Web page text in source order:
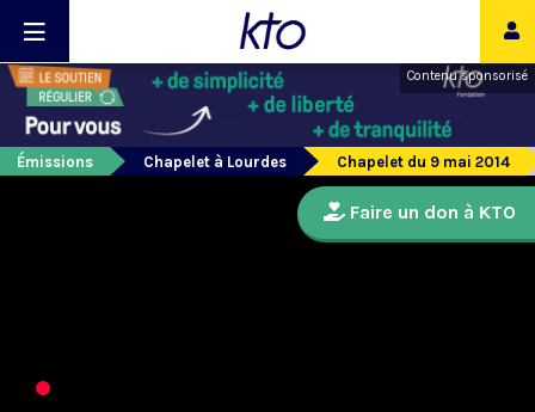
Contenu sponsorisé
Émissions Chapelet à Lourdes Chapelet du 9 mai 2014
Faire un don à KTO